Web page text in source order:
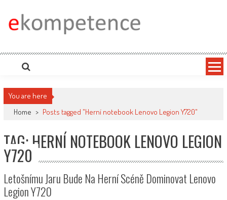
content
Ekompetence
portálech. Press Media. Kde vydat Tiskovou zprávu? Na portále eKompetence
You are here
Home > Posts tagged "Herní notebook Lenovo Legion Y720"
TAG: HERNÍ NOTEBOOK LENOVO LEGION
Y720
Letošnímu Jaru Bude Na Herní Scéně Dominovat Lenovo
Legion Y720